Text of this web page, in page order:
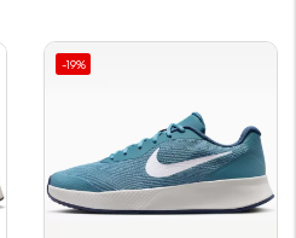
-19%